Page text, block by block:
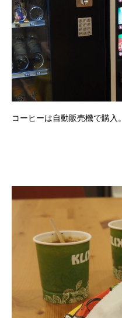
コーヒーは自動販売機で購入。